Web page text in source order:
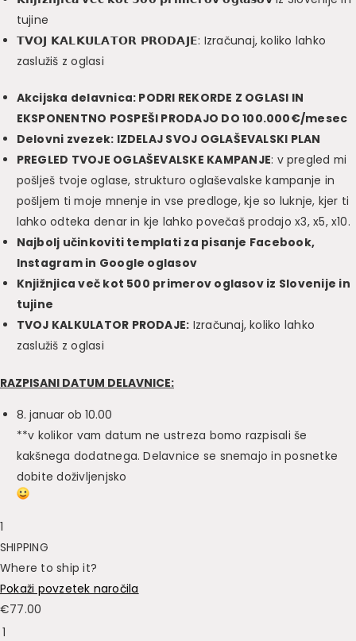
tujine
𝗧𝗩𝗢𝗝 𝗞𝗔𝗟𝗞𝗨𝗟𝗔𝗧𝗢𝗥 𝗣𝗥𝗢𝗗𝗔𝗝𝗘: Izračunaj, koliko lahko
zaslužiš z oglasi
Akcijska delavnica: PODRI REKORDE Z OGLASI IN
EKSPONENTNO POSPEŠI PRODAJO DO 100.000€/mesec
Delovni zvezek: IZDELAJ SVOJ OGLAŠEVALSKI PLAN
PREGLED TVOJE OGLAŠEVALSKE KAMPANJE: v pregled mi
pošlješ tvoje oglase, strukturo oglaševalske kampanje in
pošljem ti moje mnenje in vse predloge, kje so luknje, kjer ti
lahko odteka denar in kje lahko povečaš prodajo x3, x5, x10.
Najbolj učinkoviti templati za pisanje Facebook,
Instagram in Google oglasov
Knjižnjica več kot 500 primerov oglasov iz Slovenije in
tujine
TVOJ KALKULATOR PRODAJE: Izračunaj, koliko lahko
zaslužiš z oglasi
RAZPISANI DATUM DELAVNICE:
8. januar ob 10.00
**v kolikor vam datum ne ustreza bomo razpisali še
kakšnega dodatnega. Delavnice se snemajo in posnetke
dobite doživljenjsko
1
SHIPPING
Where to ship it?
Pokaži povzetek naročila
€77.00
1